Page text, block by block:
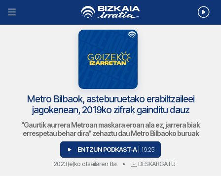
Metro Bilbaok, asteburuetako erabiltzaileei
jagokenean, 2019ko zifrak gainditu dauz
"Gaurtik aurrera Metroan maskara eroan ala ez, jarrera biak
errespetau behar dira" zehaztu dau Metro Bilbaoko buruak
ENTZUN PODKAST-A | 19:25
2023(e)ko otsailaren 8a • DESKARGATU